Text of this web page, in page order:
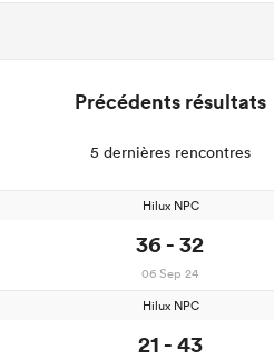
Précédents résultats
5 dernières rencontres
Hilux NPC
36 - 32
06 Sep 24
Hilux NPC
21 - 43